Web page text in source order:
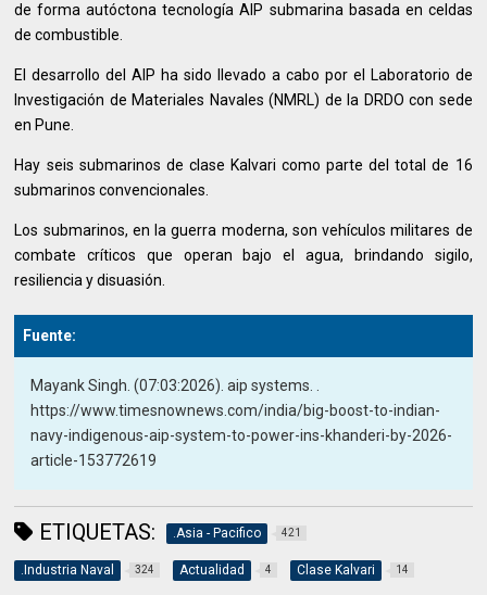
de forma autóctona tecnología AIP submarina basada en celdas
de combustible.
El desarrollo del AIP ha sido llevado a cabo por el Laboratorio de
Investigación de Materiales Navales (NMRL) de la DRDO con sede
en Pune.
Hay seis submarinos de clase Kalvari como parte del total de 16
submarinos convencionales.
Los submarinos, en la guerra moderna, son vehículos militares de
combate críticos que operan bajo el agua, brindando sigilo,
resiliencia y disuasión.
Fuente:
Mayank Singh. (07:03:2026). aip systems. .
https://www.timesnownews.com/india/big-boost-to-indian-
navy-indigenous-aip-system-to-power-ins-khanderi-by-2026-
article-153772619
ETIQUETAS: .Asia - Pacifico 421
.Industria Naval 324 Actualidad 4 Clase Kalvari 14